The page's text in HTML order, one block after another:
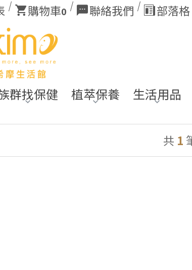
購物車0 聯絡我們 部落格
群找保健 植萃保養 生活用品
共 1